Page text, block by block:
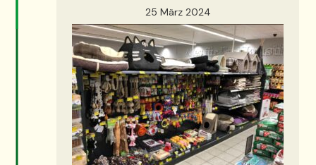
25 März 2024